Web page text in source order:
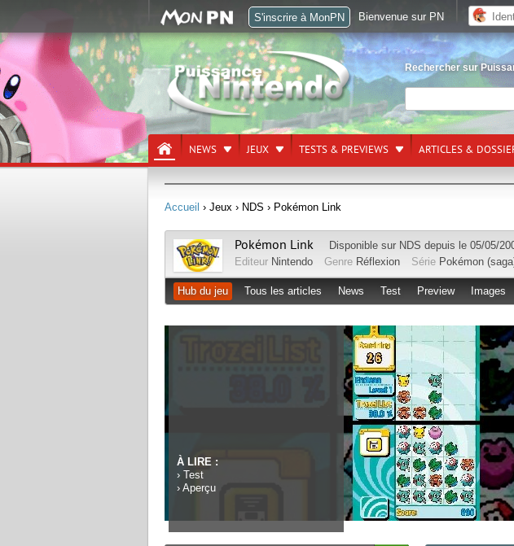
Rechercher sur
NEWS JEUX TESTS & PREVIEWS ARTICLES &
Accueil › Jeux › NDS › Pokémon Link
Pokémon Link Disponible sur NDS depuis le 05/05/
Editeur Nintendo Genre Réflexion Série Pokémon
Hub du jeu Tous les articles News Test Preview Images
À LIRE :
› Test
› Aperçu
S'inscrire à MonPN Bienvenue sur PN